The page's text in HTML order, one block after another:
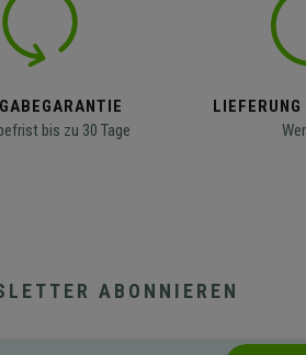
bis zu 30 Tage
ABONNIEREN